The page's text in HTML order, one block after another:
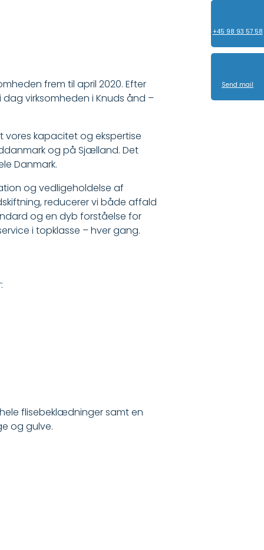
frem til april 2020. Efter
virksomheden i Knuds ånd –
vores kapacitet og ekspertise
og på Sjælland. Det
Danmark.
og vedligeholdelse af
reducerer vi både affald
og en dyb forståelse for
i topklasse – hver gang.
flisebeklædninger samt en
og gulve.
+45 98 93 57 58
Send mail